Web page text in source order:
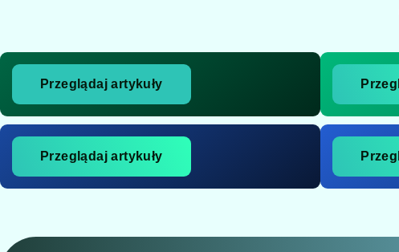
Przeglądaj artykuły
Przeglądaj artykuły